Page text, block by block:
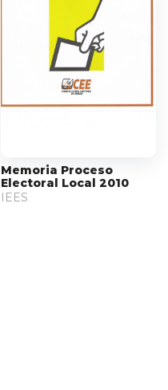
Memoria Proceso
Electoral Local 2010
IEES